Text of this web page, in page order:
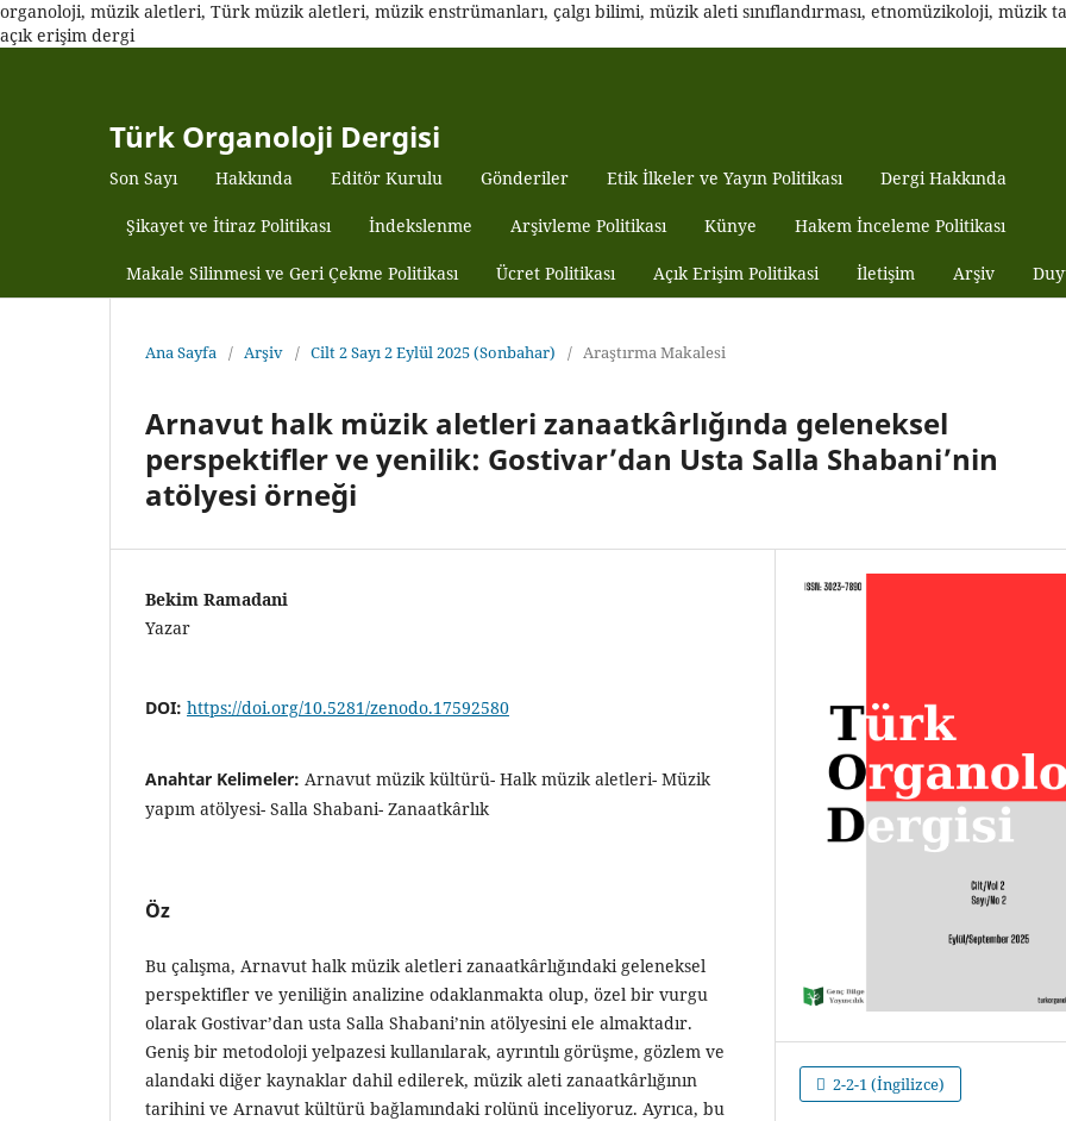
organoloji, müzik aletleri, Türk müzik aletleri, müzik enstrümanları, çalgı bilimi, müzik aleti sınıflandırması, etnomüzikoloji, müzik
açık erişim dergi
Türk Organoloji Dergisi
Son Sayı Hakkında Editör Kurulu Gönderiler Etik İlkeler ve Yayın Politikası Dergi Hakkında
Şikayet ve İtiraz Politikası İndekslenme Arşivleme Politikası Künye Hakem İnceleme Politikası
Makale Silinmesi ve Geri Çekme Politikası Ücret Politikası Açık Erişim Politikasi İletişim Arşiv
Ana Sayfa / Arşiv / Cilt 2 Sayı 2 Eylül 2025 (Sonbahar) / Araştırma Makalesi
Arnavut halk müzik aletleri zanaatkârlığında geleneksel
perspektifler ve yenilik: Gostivar’dan Usta Salla Shabani’nin
atölyesi örneği
Bekim Ramadani
Yazar
DOI: https://doi.org/10.5281/zenodo.17592580
Anahtar Kelimeler: Arnavut müzik kültürü- Halk müzik aletleri- Müzik
yapım atölyesi- Salla Shabani- Zanaatkârlık
Öz
Bu çalışma, Arnavut halk müzik aletleri zanaatkârlığındaki geleneksel
perspektifler ve yeniliğin analizine odaklanmakta olup, özel bir vurgu
olarak Gostivar’dan usta Salla Shabani’nin atölyesini ele almaktadır.
Geniş bir metodoloji yelpazesi kullanılarak, ayrıntılı görüşme, gözlem ve
alandaki diğer kaynaklar dahil edilerek, müzik aleti zanaatkârlığının
tarihini ve Arnavut kültürü bağlamındaki rolünü inceliyoruz. Ayrıca, bu
2-2-1 (İngilizce)